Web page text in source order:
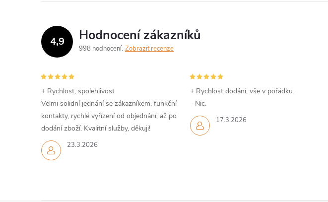
4,9 Hodnocení zákazníků
998 hodnocení Zobrazit recenze
23.3.2026
+ Rychlost, spolehlivost
Velmi solidní jednání se zákazníkem, funkční
kontakty, rychlé vyřízení od objednání, až po
dodání zboží. Kvalitní služby, děkuji!
17.3.2026
+ Rychlost dodání, vše v pořádku.
- Nic.